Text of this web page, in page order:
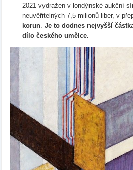
2021 vydražen v londýnské aukční
neuvěřitelných 7,5 milionů liber, v
korun. Je to dodnes nejvyšší
dílo českého umělce.